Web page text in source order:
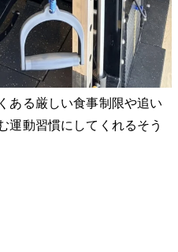
ある厳しい食事制限や追い
運動習慣にしてくれるそう